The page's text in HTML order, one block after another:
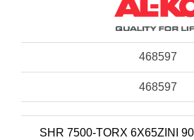
468597
468597
SHR 7500-TORX 6X65ZINI